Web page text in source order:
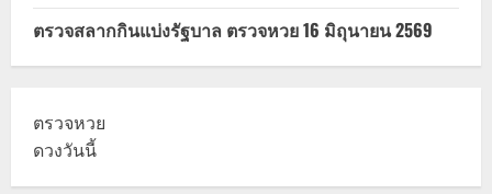
ตรวจสลากกินแบ่งรัฐบาล ตรวจหวย 16 มิถุนายน 2569
ตรวจหวย
ดวงวันนี้